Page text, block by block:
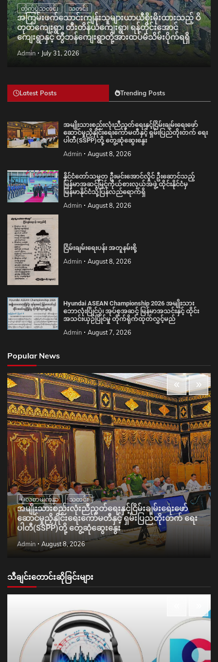
တိုက်ပွဲသတင်း သတင်း
အကြမ်းဖက်သောင်းကျန်းသူများယာယီစိုးမိုးထားသည့် ဝိ
တုတ်ကျေးရွာ၊ တီးတိန်ယံကျေးရွာ၊ ရန်တိုင်းအောင်
ကျေးရွာနှင့် တွီဘန်ကျေးရွာတို့အားထပ်မံသိမ်းပိုက်ရရှိ
Admin July 31, 2026
Latest Posts Trending Posts
အမျိုးသားစည်းလုံးညီညွတ်ရေးနှင့်ငြိမ်းချမ်းရေးဖော်
ဆောင်မှုညှိနှိုင်းရေးကော်မတီနှင့် ရှမ်းပြည်တိုးတက် ရေး
ပါတီ(SSPP)တို့ တွေ့ဆုံဆွေးနွေး
Admin August 8, 2026
နိုင်ငံတော်သမ္မတ ဦးမင်းအောင်လှိုင် ဦးဆောင်သည့်
မြန်မာအဆင့်မြင့်ကိုယ်စားလှယ်အဖွဲ့ ထိုင်းနိုင်ငံမှ
မြန်မာနိုင်ငံသို့ပြန်လည်ရောက်ရှိ
Admin August 8, 2026
ငြိမ်းချမ်းရေးပန်း အတူနမ်းစို့
Admin August 8, 2026
Hyundai ASEAN Championship 2026 အမျိုးသား
ဘောလုံးပြိုင်ပွဲ၊ အုပ်စုအဆင့် မြန်မာအသင်းနှင့် ထိုင်း
အသင်းယှဉ်ပြိုင်မှု တိုက်ရိုက်ထုတ်လွှင့်မည်
Admin August 7, 2026
Popular News
မူလစာမျက်နှာ သတင်း
အမျိုးသားစည်းလုံးညီညွတ်ရေးနှင့်ငြိမ်းချမ်းရေးဖော်
ဆောင်မှုညှိနှိုင်းရေးကော်မတီနှင့် ရှမ်းပြည်တိုးတက် ရေး
ပါတီ(SSPP)တို့ တွေ့ဆုံဆွေးနွေး
Admin August 8, 2026
သီချင်းတောင်းဆိုခြင်းများ